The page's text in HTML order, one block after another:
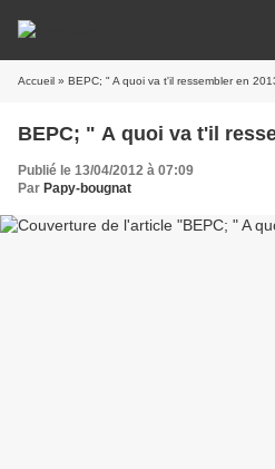
Accueil » BEPC; " A quoi va t'il ressembler en
BEPC; " A quoi va t'il
Publié le 13/04/2012 à 07:09
Par Papy-bougnat